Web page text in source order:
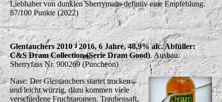
Liebhaber von dunklen Sherrymalts defintiv eine Empfehlung.
87/100 Punkte (2022)
Glentauchers 2010 - 2016, 6 Jahre, 48,9% alc. Abfüller:
C&S Dram Collection (Serie Dram Good). Ausbau:
Sherryfass Nr. 900269 (Puncheon)
Nase: Der Glentauchers startet trocken
und leicht würzig, dazu kommen viele
verschiedene Fruchtaromen. Traubensaft,